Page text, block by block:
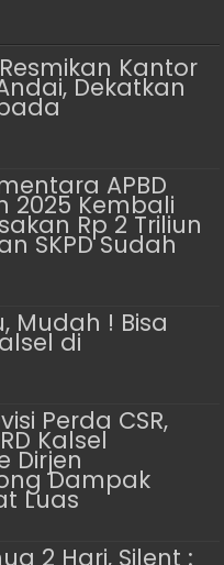
Kantor
Dekatkan
APBD
2025 Kembali
Rp 2 Triliun
SKPD Sudah
Mudah ! Bisa
di
Perda CSR,
Kalsel
Dirjen
Dampak
Luas
2 Hari, Silent :